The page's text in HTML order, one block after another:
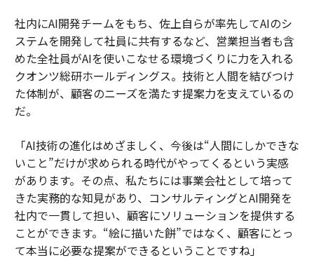
社内にAI開発チームをもち、佐上自らが率先してAIのシ
ステムを開発して社員に共有するなど、営業担当者も含
めた全社員がAIを使いこなせる環境づくりに力を入れる
クオンツ総研ホールディングス。技術と人間を結びつけ
た体制が、顧客のニーズを満たす提案力を支えているの
だ。
「AI技術の進化はめざましく、今後は“人間にしかできな
いこと”だけが求められる時代がやってくるという実感
があります。その点、私たちには事業会社として培って
きた実務的な知見があり、コンサルティングとAI開発を
社内で一貫して担い、顧客にソリューションを提供する
ことができます。“絵に描いた餅”ではなく、顧客にとっ
て本当に必要な提案ができるということですね」